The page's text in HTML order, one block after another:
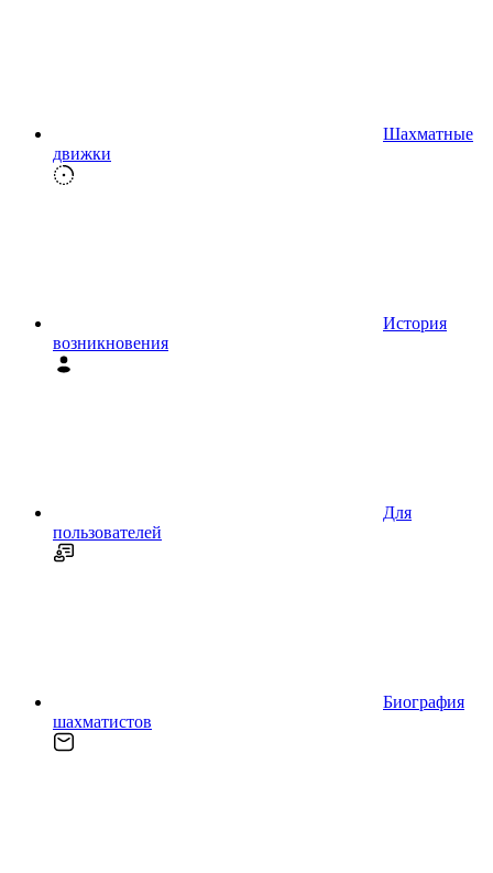
Шахматные
движки
История
возникновения
Для
пользователей
Биография
шахматистов